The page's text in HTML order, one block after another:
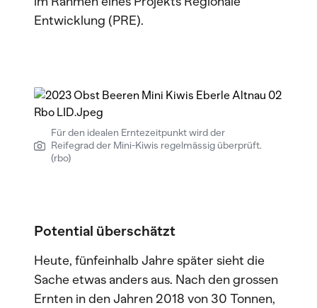
Entwicklung (PRE).
Für den idealen Erntezeitpunkt wird der
Reifegrad der Mini-Kiwis regelmässig überprüft.
(rbo)
Potential überschätzt
Heute, fünfeinhalb Jahre später sieht die
Sache etwas anders aus. Nach den grossen
Ernten in den Jahren 2018 von 30 Tonnen,